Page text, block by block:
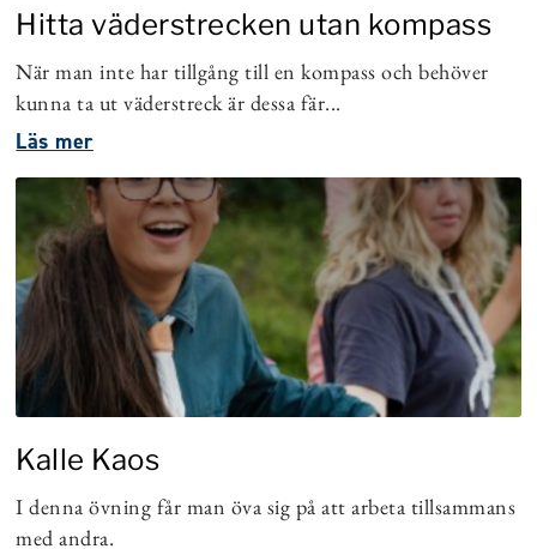
Hitta väderstrecken utan kompass
När man inte har tillgång till en kompass och behöver
kunna ta ut väderstreck är dessa fär...
Läs mer
Kalle Kaos
I denna övning får man öva sig på att arbeta tillsammans
med andra.